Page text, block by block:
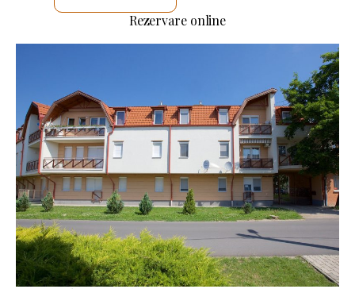
Rezervare online